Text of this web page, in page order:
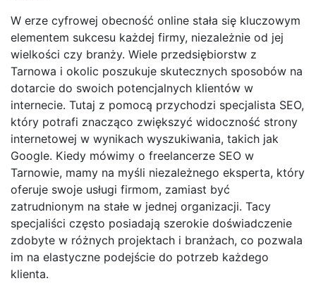
W erze cyfrowej obecność online stała się kluczowym
elementem sukcesu każdej firmy, niezależnie od jej
wielkości czy branży. Wiele przedsiębiorstw z
Tarnowa i okolic poszukuje skutecznych sposobów na
dotarcie do swoich potencjalnych klientów w
internecie. Tutaj z pomocą przychodzi specjalista SEO,
który potrafi znacząco zwiększyć widoczność strony
internetowej w wynikach wyszukiwania, takich jak
Google. Kiedy mówimy o freelancerze SEO w
Tarnowie, mamy na myśli niezależnego eksperta, który
oferuje swoje usługi firmom, zamiast być
zatrudnionym na stałe w jednej organizacji. Tacy
specjaliści często posiadają szerokie doświadczenie
zdobyte w różnych projektach i branżach, co pozwala
im na elastyczne podejście do potrzeb każdego
klienta.